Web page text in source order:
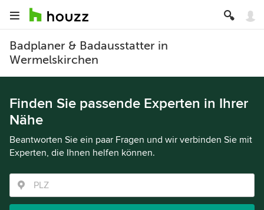
Badplaner & Badausstatter in
Wermelskirchen
Finden Sie passende Experten in Ihrer
Nähe
Beantworten Sie ein paar Fragen und wir verbinden Sie mit
Experten, die Ihnen helfen können.